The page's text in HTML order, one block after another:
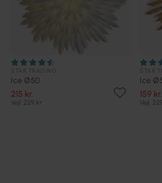
Ice Ø50
215 kr.
Vejl. 229 kr.
Ice
159 kr.
Vejl.